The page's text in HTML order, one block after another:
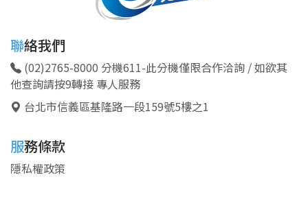
聯絡我們
(02)2765-8000 分機611-此分機僅限合作洽詢 / 如欲其
他查詢請按9轉接 專人服務
台北市信義區基隆路一段159號5樓之1
服務條款
隱私權政策